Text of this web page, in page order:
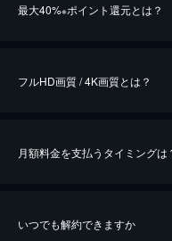
最大40%※ポイント還元とは？
※40％ポイント還元の対象は、クレ
フルHD画質 / 4K画質とは？
月額料金を支払うタイミングは
いつでも解約できますか